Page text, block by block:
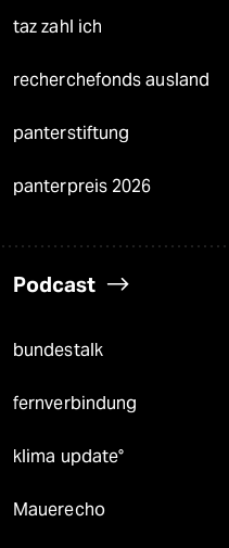
taz zahl ich
recherchefonds ausland
panterstiftung
panterpreis 2026
Podcast
bundestalk
fernverbindung
klima update°
Mauerecho